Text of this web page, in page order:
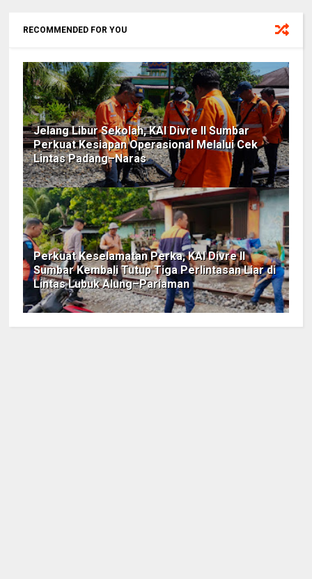
RECOMMENDED FOR YOU
Jelang Libur Sekolah, KAI Divre II Sumbar
Perkuat Kesiapan Operasional Melalui Cek
Lintas Padang–Naras
Perkuat Keselamatan Perka, KAI Divre II
Sumbar Kembali Tutup Tiga Perlintasan Liar di
Lintas Lubuk Alung–Pariaman